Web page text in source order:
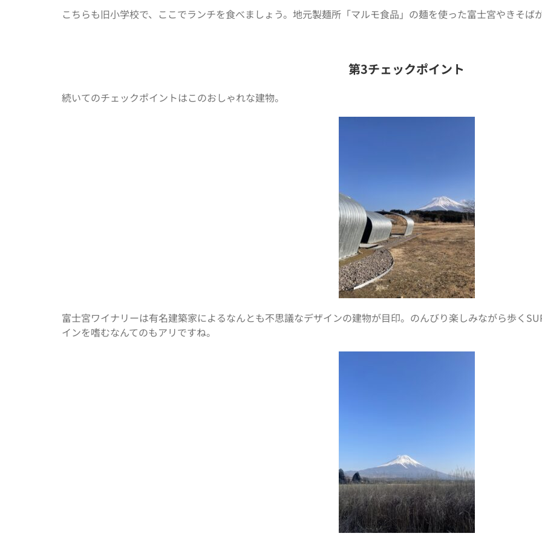
こちらも旧小学校で、ここでランチを食べましょう。地元製麺所「マルモ食品」の麺を使った富士宮やきそば
第3チェックポイント
続いてのチェックポイントはこのおしゃれな建物。
富士宮ワイナリーは有名建築家によるなんとも不思議なデザインの建物が目印。のんびり楽しみながら歩く
インを嗜むなんてのもアリですね。